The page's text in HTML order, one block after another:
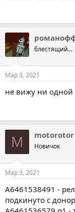
блестящий...
Мар 3, 2021
не вижу ни
M motorotor
Новичок
Мар 3, 2021
A6461538491 -
подкинуто с